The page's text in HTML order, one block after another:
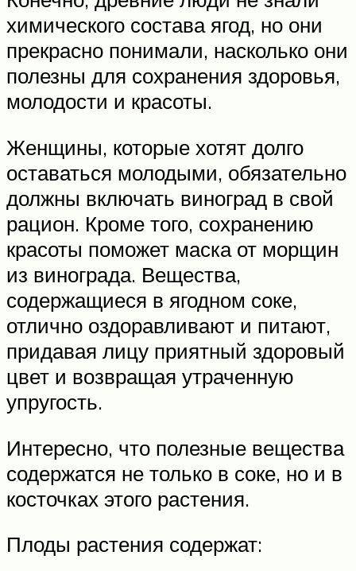
химического состава ягод, но они
прекрасно понимали, насколько они
полезны для сохранения здоровья,
молодости и красоты.
Женщины, которые хотят долго
оставаться молодыми, обязательно
должны включать виноград в свой
рацион. Кроме того, сохранению
красоты поможет маска от морщин
из винограда. Вещества,
содержащиеся в ягодном соке,
отлично оздоравливают и питают,
придавая лицу приятный здоровый
цвет и возвращая утраченную
упругость.
Интересно, что полезные вещества
содержатся не только в соке, но и в
косточках этого растения.
Плоды растения содержат: